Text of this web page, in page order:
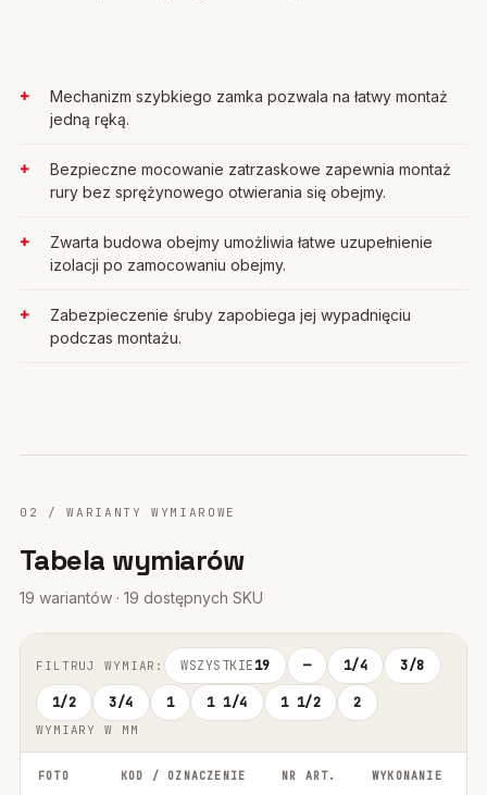
Mechanizm szybkiego zamka pozwala na łatwy montaż
jedną ręką.
Bezpieczne mocowanie zatrzaskowe zapewnia montaż
rury bez sprężynowego otwierania się obejmy.
Zwarta budowa obejmy umożliwia łatwe uzupełnienie
izolacji po zamocowaniu obejmy.
Zabezpieczenie śruby zapobiega jej wypadnięciu
podczas montażu.
02 / WARIANTY WYMIAROWE
Tabela wymiarów
19 wariantów · 19 dostępnych SKU
FILTRUJ WYMIAR: WSZYSTKIE19 — 1/4 3/8
1/2 3/4 1 1 1/4 1 1/2 2
WYMIARY W MM
FOTO KOD / OZNACZENIE NR ART. WYKONANIE